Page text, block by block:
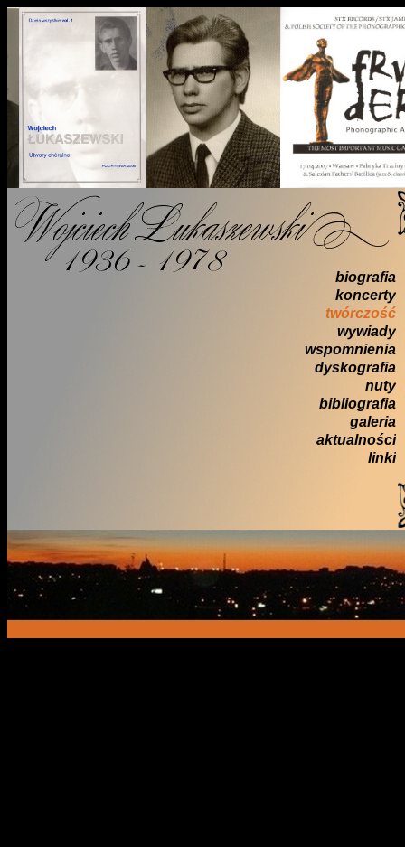
biografia
koncerty
twórczość
wywiady
wspomnienia
dyskografia
nuty
bibliografia
galeria
aktualności
linki